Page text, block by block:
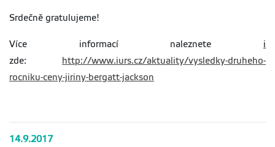
Srdečně gratulujeme!
Více informací naleznete i
zde:
http://www.iurs.cz/aktuality/vysledky-druheho-
rocniku-ceny-jiriny-bergatt-jackson
14.9.2017